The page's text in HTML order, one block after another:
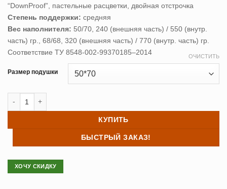
“DownProof”, пастельные расцветки, двойная отстрочка
Степень поддержки: средняя
Вес наполнителя: 50/70, 240 (внешняя часть) / 550 (внутр.
часть) гр., 68/68, 320 (внешняя часть) / 770 (внутр. часть) гр.
Соответствие ТУ 8548-002-99370185–2014
Размер подушки
ОЧИСТИТЬ
КУПИТЬ
БЫСТРЫЙ ЗАКАЗ!
ХОЧУ СКИДКУ